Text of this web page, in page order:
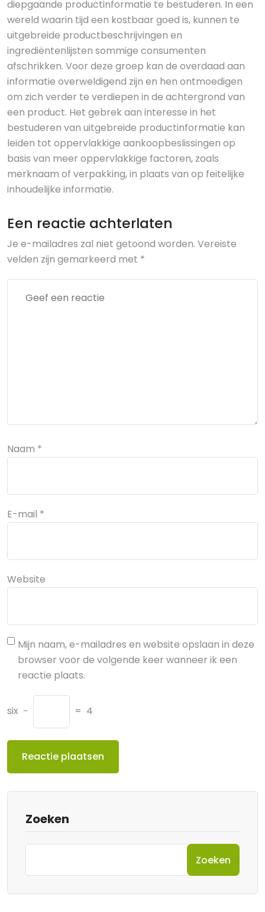
diepgaande productinformatie te bestuderen. In een
wereld waarin tijd een kostbaar goed is, kunnen te
uitgebreide productbeschrijvingen en
ingrediëntenlijsten sommige consumenten
afschrikken. Voor deze groep kan de overdaad aan
informatie overweldigend zijn en hen ontmoedigen
om zich verder te verdiepen in de achtergrond van
een product. Het gebrek aan interesse in het
bestuderen van uitgebreide productinformatie kan
leiden tot oppervlakkige aankoopbeslissingen op
basis van meer oppervlakkige factoren, zoals
merknaam of verpakking, in plaats van op feitelijke
inhoudelijke informatie.
Een reactie achterlaten
Je e-mailadres zal niet getoond worden. Vereiste
velden zijn gemarkeerd met *
Naam *
E-mail *
Website
Mijn naam, e-mailadres en website opslaan in deze
browser voor de volgende keer wanneer ik een
reactie plaats.
six − = 4
Zoeken
Zoeken